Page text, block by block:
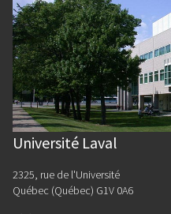
Université Laval
2325, rue de l'Université
Québec (Québec) G1V 0A6